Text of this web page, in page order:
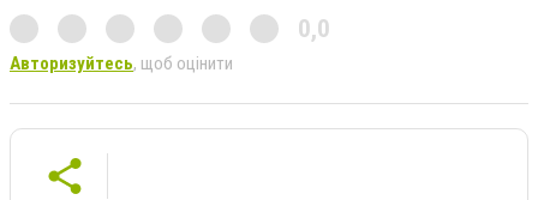
0,0
Авторизуйтесь, щоб оцінити